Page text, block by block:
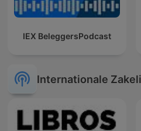
IEX BeleggersPodcast
Internationale